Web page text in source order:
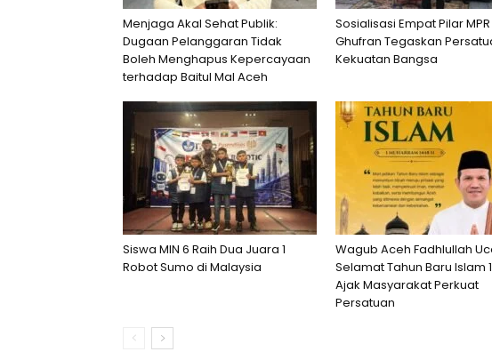
Menjaga Akal Sehat Publik:
Dugaan Pelanggaran Tidak
Boleh Menghapus Kepercayaan
terhadap Baitul Mal Aceh
Sosialisasi Empat Pilar MPR
Ghufran Tegaskan
Kekuatan Bangsa
Siswa MIN 6 Raih Dua Juara 1
Robot Sumo di Malaysia
Wagub Aceh Fadhlullah
Selamat Tahun Baru Islam
Ajak Masyarakat Perkuat
Persatuan